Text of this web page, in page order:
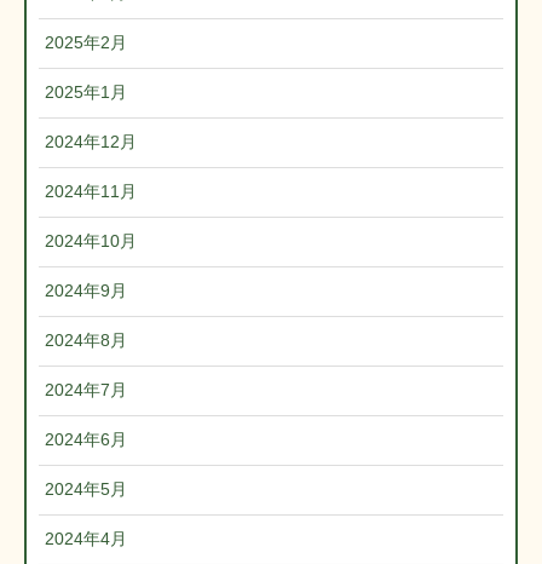
2025年2月
2025年1月
2024年12月
2024年11月
2024年10月
2024年9月
2024年8月
2024年7月
2024年6月
2024年5月
2024年4月